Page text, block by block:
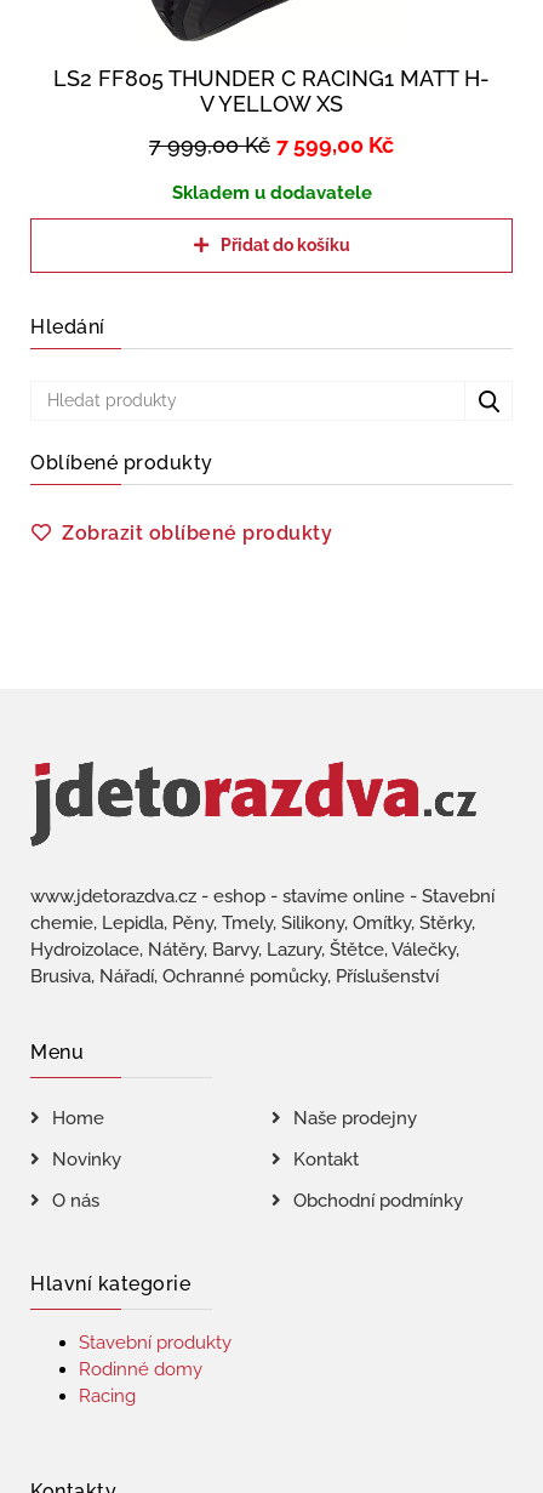
LS2 FF805 THUNDER C RACING1 MATT H-
V YELLOW XS
7 999,00Kč 7 599,00 Kč
Skladem u dodavatele
Přidat do košíku
Hledání
Oblíbené produkty
Zobrazit oblíbené produkty
www.jdetorazdva.cz - eshop - stavíme online - Stavební
chemie, Lepidla, Pěny, Tmely, Silikony, Omítky, Stěrky,
Hydroizolace, Nátěry, Barvy, Lazury, Štětce, Válečky,
Brusiva, Nářadí, Ochranné pomůcky, Příslušenství
Menu
Home
Naše prodejny
Novinky
Kontakt
O nás
Obchodní podmínky
Hlavní kategorie
Stavební produkty
Rodinné domy
Racing